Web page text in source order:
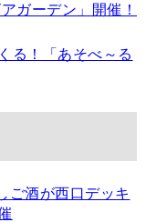
ガーデン」開催！
る！「あそべ～る
ご酒が西口デッキ